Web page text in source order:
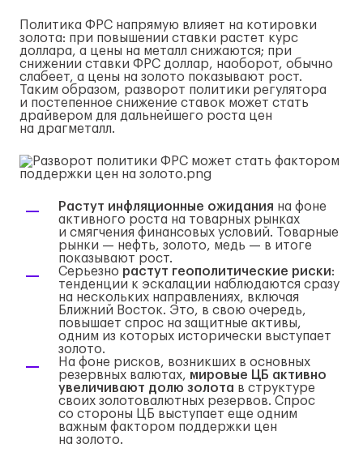
Политика ФРС напрямую влияет на котировки
золота: при повышении ставки растет курс
доллара, а цены на металл снижаются; при
снижении ставки ФРС доллар, наоборот, обычно
слабеет, а цены на золото показывают рост.
Таким образом, разворот политики регулятора
и постепенное снижение ставок может стать
драйвером для дальнейшего роста цен
на драгметалл.
Растут инфляционные ожидания на фоне
активного роста на товарных рынках
и смягчения финансовых условий. Товарные
рынки — нефть, золото, медь — в итоге
показывают рост.
Серьезно растут геополитические риски:
тенденции к эскалации наблюдаются сразу
на нескольких направлениях, включая
Ближний Восток. Это, в свою очередь,
повышает спрос на защитные активы,
одним из которых исторически выступает
золото.
На фоне рисков, возникших в основных
резервных валютах, мировые ЦБ активно
увеличивают долю золота в структуре
своих золотовалютных резервов. Спрос
со стороны ЦБ выступает еще одним
важным фактором поддержки цен
на золото.